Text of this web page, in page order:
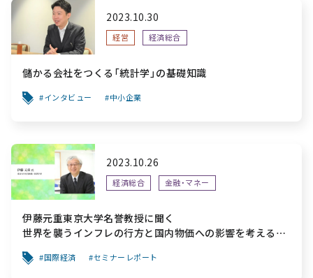
2023.10.30
経営 経済総合
儲かる会社をつくる「統計学」の基礎知識
インタビュー 中小企業
2023.10.26
経済総合 金融・マネー
伊藤元重東京大学名誉教授に聞く
世界を襲うインフレの行方と国内物価への影響を考える
国際経済 セミナーレポート